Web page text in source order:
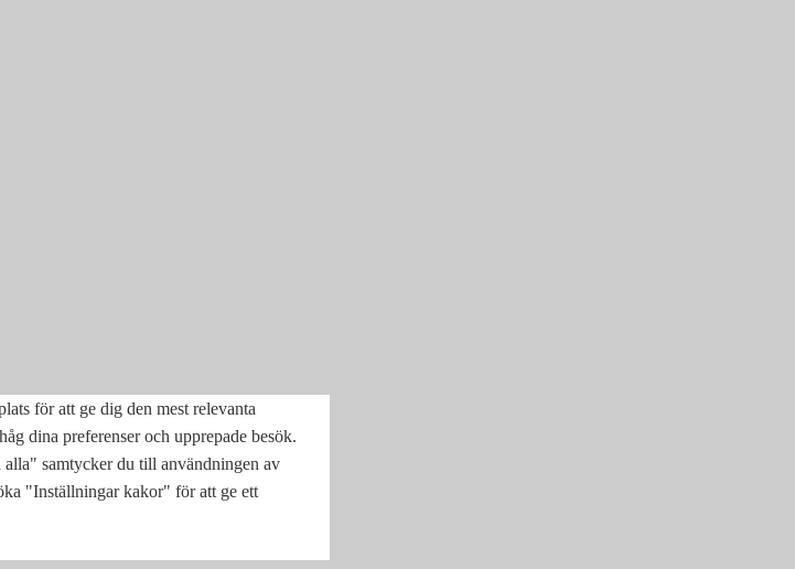
för att ge dig den mest relevanta
dina preferenser och upprepade besök.
samtycker du till användningen av
"Inställningar kakor" för att ge ett